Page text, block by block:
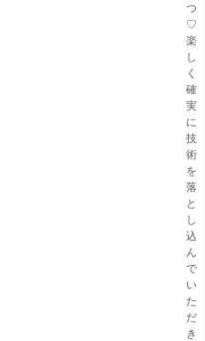
つ
♡
楽
し
く
確
実
に
技
術
を
落
と
し
込
ん
で
い
た
だ
き